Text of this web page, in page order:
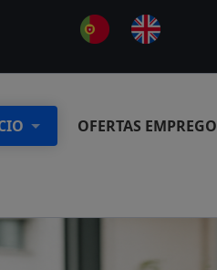
OFERTAS EMPREGO